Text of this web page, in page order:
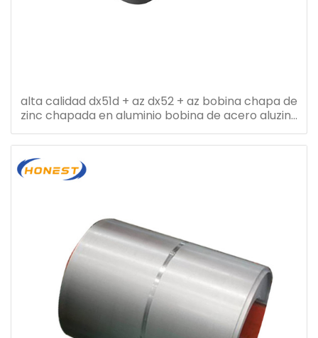
alta calidad dx51d + az dx52 + az bobina chapa de
zinc chapada en aluminio bobina de acero aluzinc
bobina de acero galvalume